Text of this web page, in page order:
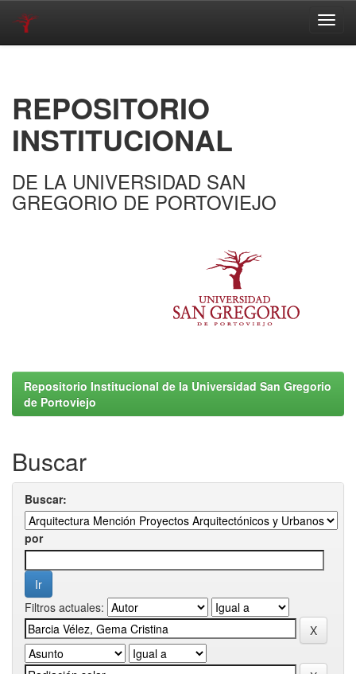
REPOSITORIO
INSTITUCIONAL
DE LA UNIVERSIDAD SAN
GREGORIO DE PORTOVIEJO
Repositorio Institucional de la Universidad San Gregorio
de Portoviejo
Buscar
Buscar:
por
Filtros actuales: